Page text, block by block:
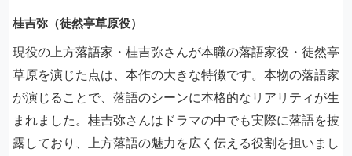
桂吉弥（徒然亭草原役）
現役の上方落語家・桂吉弥さんが本職の落語家役・徒然亭
草原を演じた点は、本作の大きな特徴です。本物の落語家
が演じることで、落語のシーンに本格的なリアリティが生
まれました。桂吉弥さんはドラマの中でも実際に落語を披
露しており、上方落語の魅力を広く伝える役割を担いまし